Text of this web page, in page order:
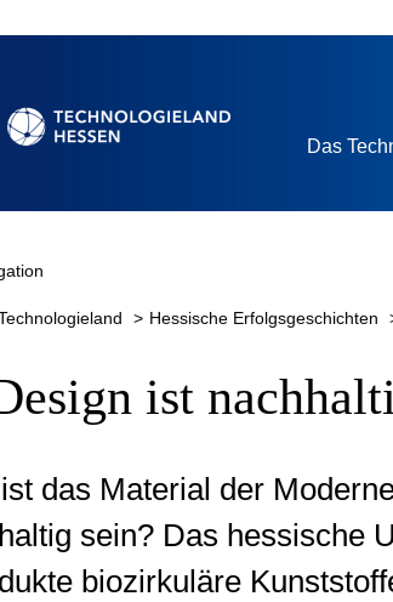
Das
Hessische Erfolgsgeschichten
ist
das Material der
sein? Das hessische
biozirkuläre